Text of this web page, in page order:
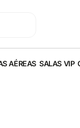
AÉREAS SALAS VIP